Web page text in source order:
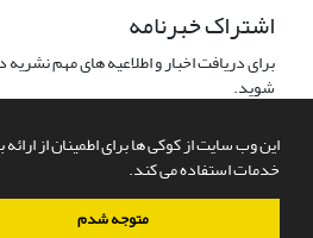
این وب سایت از کوکی ها برای اطمینان از ارائه
خدمات استفاده می کند.
متوجه شدم
اشتراک خبرنامه
برای دریافت اخبار و اطلاعیه های مهم
شوید.